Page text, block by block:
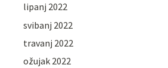
lipanj 2022
svibanj 2022
travanj 2022
ožujak 2022